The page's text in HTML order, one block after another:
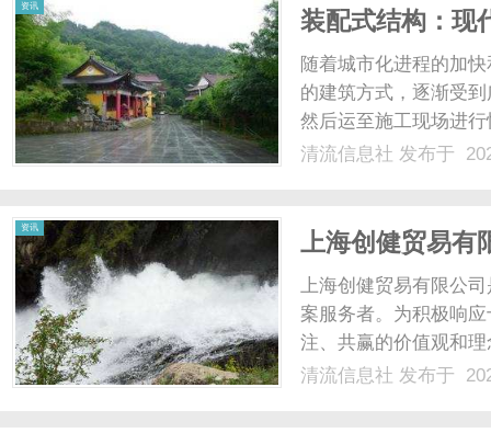
资讯
装配式结构：现
随着城市化进程的加
的建筑方式，逐渐受
然后运至施工现场进
好和环保节能等诸多
清流信息社 发布于
资讯
上海创健贸易有
上海创健贸易有限公
案服务者。为积极响
注、共赢的价值观和
健康的功能性食品原
清流信息社 发布于